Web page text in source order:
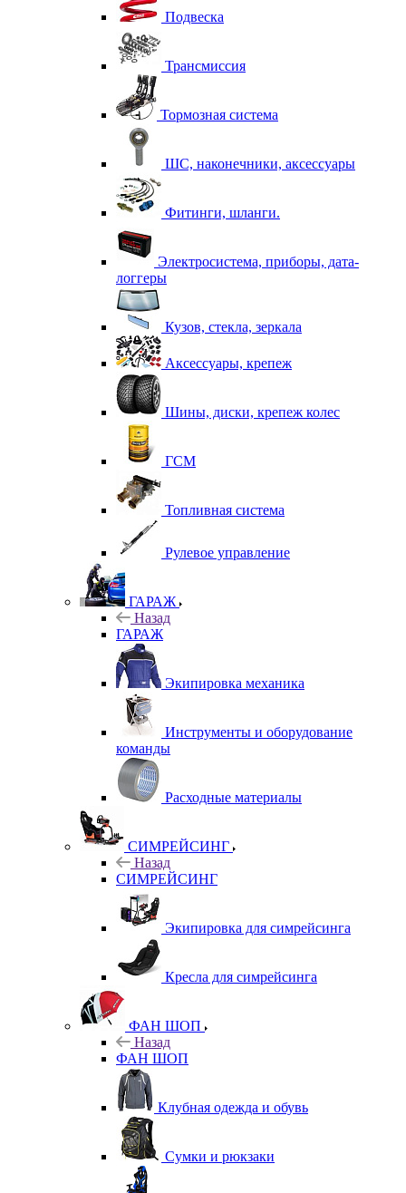
Подвеска
Трансмиссия
Тормозная система
ШС, наконечники, аксессуары
Фитинги, шланги.
Электросистема, приборы, дата-
логгеры
Кузов, стекла, зеркала
Аксессуары, крепеж
Шины, диски, крепеж колес
ГСМ
Топливная система
Рулевое управление
ГАРАЖ
Назад
ГАРАЖ
Экипировка механика
Инструменты и оборудование
команды
Расходные материалы
СИМРЕЙСИНГ
Назад
СИМРЕЙСИНГ
Экипировка для симрейсинга
Кресла для симрейсинга
ФАН ШОП
Назад
ФАН ШОП
Клубная одежда и обувь
Сумки и рюкзаки